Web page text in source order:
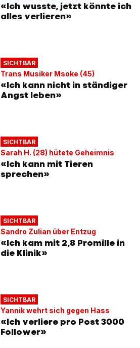
«Ich wusste, jetzt könnte ich
alles verlieren»
SICHTBAR
Trans Musiker Msoke (45)
«Ich kann nicht in ständiger
Angst leben»
SICHTBAR
Sarah H. (28) hütete Geheimnis
«Ich kann mit Tieren
sprechen»
SICHTBAR
Sandro Zulian über Entzug
«Ich kam mit 2,8 Promille in
die Klinik»
SICHTBAR
Yannik wehrt sich gegen Hass
«Ich verliere pro Post 3000
Follower»